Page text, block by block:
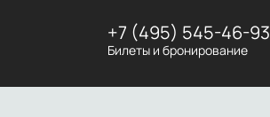
+7 (495) 545-46-93
Билеты и бронирование